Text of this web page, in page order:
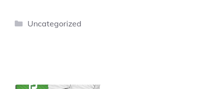
Catégories
Uncategorized